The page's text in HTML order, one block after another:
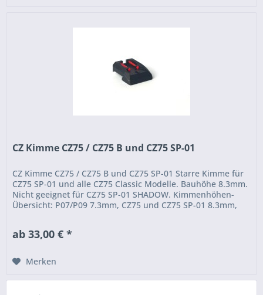
CZ Kimme CZ75 / CZ75 B und CZ75 SP-01
CZ Kimme CZ75 / CZ75 B und CZ75 SP-01 Starre Kimme für
CZ75 SP-01 und alle CZ75 Classic Modelle. Bauhöhe 8.3mm.
Nicht geeignet für CZ75 SP-01 SHADOW. Kimmenhöhen-
Übersicht: P07/P09 7.3mm, CZ75 und CZ75 SP-01 8.3mm,
ab 33,00 € *
Merken